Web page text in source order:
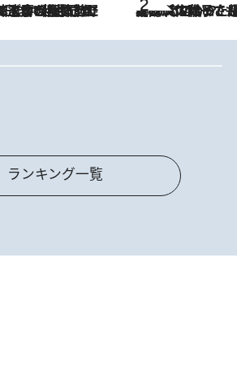
2026.8.5
【阿川佐和子さんの年とる力】なぜ70代で始めた趣味は“こんなに楽しい”のか？ ピアノ、俳句…スランプに陥っても続けられる“ある秘訣”とは
ランキング一覧